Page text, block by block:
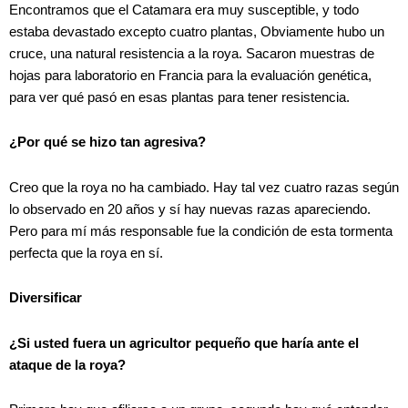
Encontramos que el Catamara era muy susceptible, y todo
estaba devastado excepto cuatro plantas, Obviamente hubo un
cruce, una natural resistencia a la roya. Sacaron muestras de
hojas para laboratorio en Francia para la evaluación genética,
para ver qué pasó en esas plantas para tener resistencia.
¿Por qué se hizo tan agresiva?
Creo que la roya no ha cambiado. Hay tal vez cuatro razas según
lo observado en 20 años y sí hay nuevas razas apareciendo.
Pero para mí más responsable fue la condición de esta tormenta
perfecta que la roya en sí.
Diversificar
¿Si usted fuera un agricultor pequeño que haría ante el
ataque de la roya?